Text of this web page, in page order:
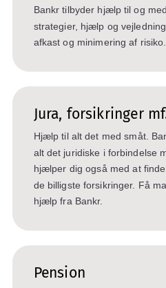
Bankr tilbyder hjælp til og
strategier, hjælp og
afkast og minimering af risiko.
Jura, forsikringer
Hjælp til alt det med småt.
alt det juridiske i forbindelse
hjælper dig også med at
de billigste forsikringer. Få
hjælp fra Bankr.
Pension